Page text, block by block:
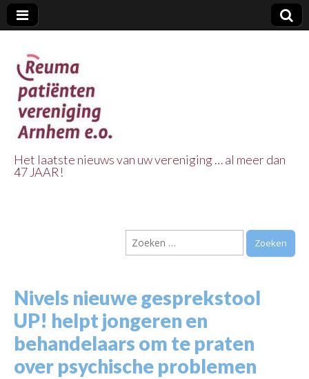
Vereniging
Arnhem e.o.
Het laatste nieuws van uw vereniging … al meer dan
47 JAAR!
Zoeken
naar:
Nivels nieuwe gesprekstool
UP! helpt jongeren en
behandelaars om te praten
over psychische problemen